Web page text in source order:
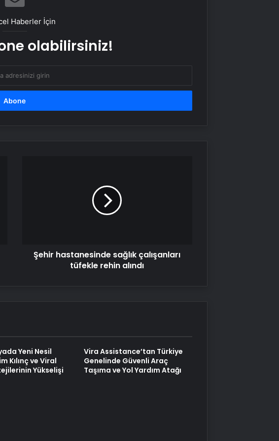
Zihnin Gizemli Sınırları ve Ötesi :
Tasarım Ajansı
Alaaddin KAHYA: Müzik Tutkusuyla
Yerini Almiş Bir Kariyer
Şanlıurfa Avukatlık Bürosu ile
Boşanma Sürecinde Doğru Avukatı
Haberler İçin
olabilirsiniz!
Şehir hastanesinde sağlık çalışanları
tüfekle rehin alındı
Yeni Nesil
Kılınç ve Viral
Yükselişi
Vira Assistance’tan Türkiye
Genelinde Güvenli Araç
Taşıma ve Yol Yardım Atağı